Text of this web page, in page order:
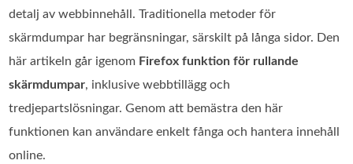
detalj av webbinnehåll. Traditionella metoder för
skärmdumpar har begränsningar, särskilt på långa sidor. Den
här artikeln går igenom Firefox funktion för rullande
skärmdumpar, inklusive webbtillägg och
tredjepartslösningar. Genom att bemästra den här
funktionen kan användare enkelt fånga och hantera innehåll
online.